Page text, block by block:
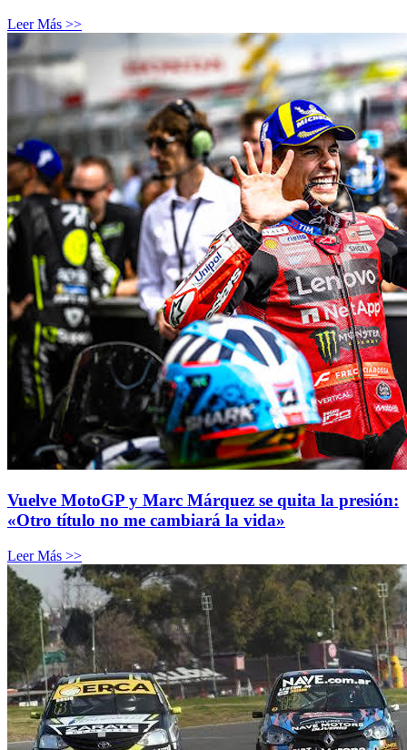
Leer Más >>
Vuelve MotoGP y Marc Márquez se quita la presión:
«Otro título no me cambiará la vida»
Leer Más >>